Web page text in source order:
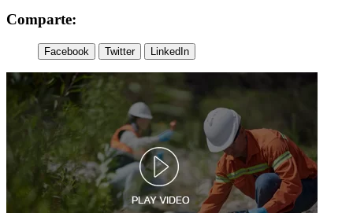
Comparte:
Facebook Twitter LinkedIn